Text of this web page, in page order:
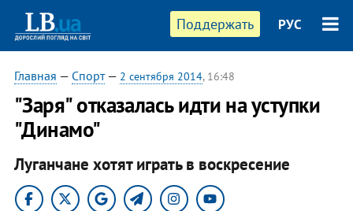
Поддержать РУС
Главная — Спорт— 2 сентября 2014, 16:48
"Заря" отказалась идти на уступки
"Динамо"
Луганчане хотят играть в воскресение